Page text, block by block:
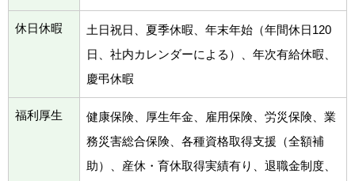
休日休暇
土日祝日、夏季休暇、年末年始（年間休日120
日、社内カレンダーによる）、年次有給休暇、
慶弔休暇
福利厚生
健康保険、厚生年金、雇用保険、労災保険、業
務災害総合保険、各種資格取得支援（全額補
助）、産休・育休取得実績有り、退職金制度、